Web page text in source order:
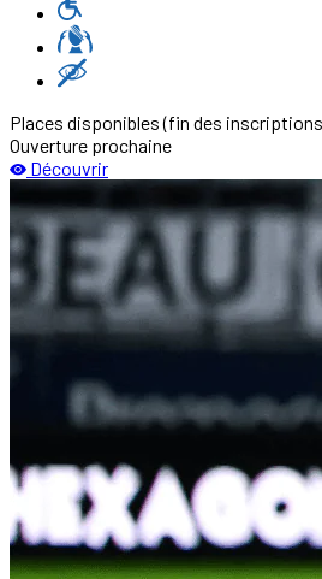
Places disponibles(fin des
Ouverture prochaine
Découvrir